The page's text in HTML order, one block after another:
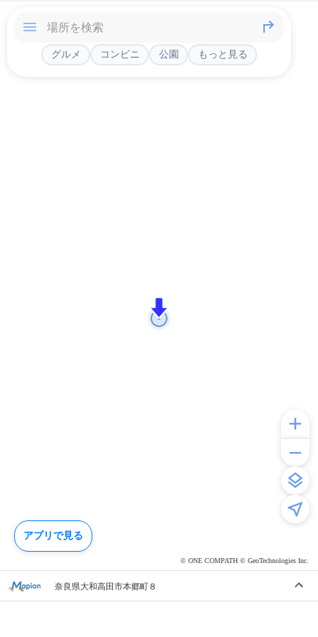
© ONE COMPATH © GeoTechnologies Inc.
グルメ コンビニ 公園 もっと見る
奈良県大和高田市本郷町８
アプリで見る